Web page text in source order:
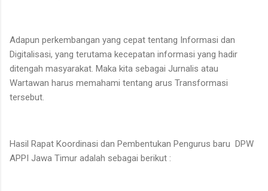
Adapun perkembangan yang cepat tentang Informasi dan
Digitalisasi, yang terutama kecepatan informasi yang hadir
ditengah masyarakat. Maka kita sebagai Jurnalis atau
Wartawan harus memahami tentang arus Transformasi
tersebut.
Hasil Rapat Koordinasi dan Pembentukan Pengurus baru DPW
APPI Jawa Timur adalah sebagai berikut :